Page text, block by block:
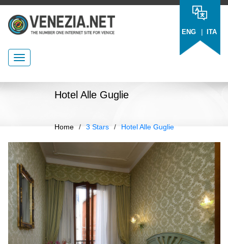
ENG | ITA
Hotel Alle Guglie
Home / 3 Stars / Hotel Alle Guglie